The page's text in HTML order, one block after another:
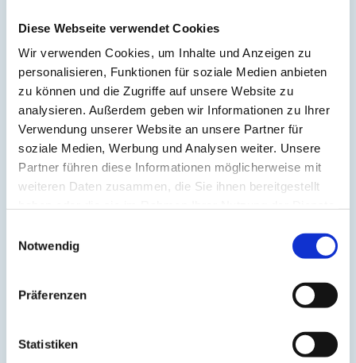
Diese Webseite verwendet Cookies
Wir verwenden Cookies, um Inhalte und Anzeigen zu
personalisieren, Funktionen für soziale Medien anbieten
zu können und die Zugriffe auf unsere Website zu
analysieren. Außerdem geben wir Informationen zu Ihrer
Verwendung unserer Website an unsere Partner für
soziale Medien, Werbung und Analysen weiter. Unsere
Partner führen diese Informationen möglicherweise mit
weiteren Daten zusammen, die Sie ihnen bereitgestellt
Notwendig
Präferenzen
Statistiken
Aufrichtung
Aura(2)
Autonomes Nervensystem(2)
Balance(5)
Beinmuskulatur(1)
Beinpflege(1)
Berührung
Besinnlichkeit(1)
Bewusstheit(1)
Bewusstsein (2)
Bhagavad Gita(2)
Blut(1)
Chakra(6)
Containment
Der nach unten schauende Hund